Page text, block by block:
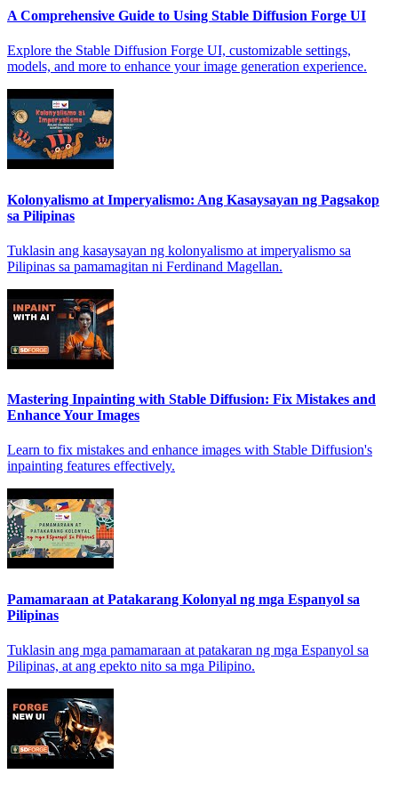
A Comprehensive Guide to Using Stable Diffusion Forge UI
Explore the Stable Diffusion Forge UI, customizable settings,
models, and more to enhance your image generation experience.
Kolonyalismo at Imperyalismo: Ang Kasaysayan ng Pagsakop
sa Pilipinas
Tuklasin ang kasaysayan ng kolonyalismo at imperyalismo sa
Pilipinas sa pamamagitan ni Ferdinand Magellan.
Mastering Inpainting with Stable Diffusion: Fix Mistakes and
Enhance Your Images
Learn to fix mistakes and enhance images with Stable Diffusion's
inpainting features effectively.
Pamamaraan at Patakarang Kolonyal ng mga Espanyol sa
Pilipinas
Tuklasin ang mga pamamaraan at patakaran ng mga Espanyol sa
Pilipinas, at ang epekto nito sa mga Pilipino.